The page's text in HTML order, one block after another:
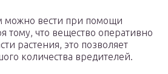
можно вести при помощи
тому, что вещество оперативно
растения, это позволяет
количества вредителей.